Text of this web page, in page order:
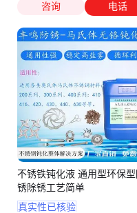
咨询 电话
不锈铁钝化液 通用型环保
锈除锈工艺简单
真实性已核验